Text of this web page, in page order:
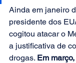
Ainda em janeiro
presidente dos
cogitou atacar o
a justificativa de
drogas. Em